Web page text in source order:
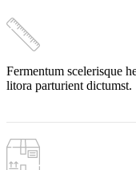
Fermentum scelerisque
litora parturient dictumst.